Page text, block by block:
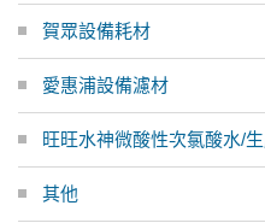
賀眾設備耗材
愛惠浦設備濾材
旺旺水神微酸性次氯酸水/
其他